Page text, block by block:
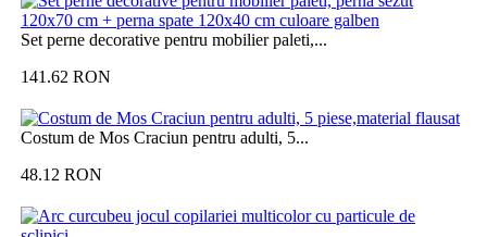
Set perne decorative pentru mobilier paleti,...
141.62 RON
Costum de Mos Craciun pentru adulti, 5...
48.12 RON